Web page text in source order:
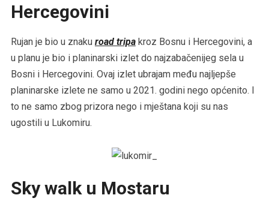
Hercegovini
Rujan je bio u znaku road tripakroz Bosnu i Hercegovini, a
u planu je bio i planinarski izlet do najzabačenijeg sela u
Bosni i Hercegovini. Ovaj izlet ubrajam među najljepše
planinarske izlete ne samo u 2021. godini nego općenito. I
to ne samo zbog prizora nego i mještana koji su nas
ugostili u Lukomiru.
Sky walk u Mostaru